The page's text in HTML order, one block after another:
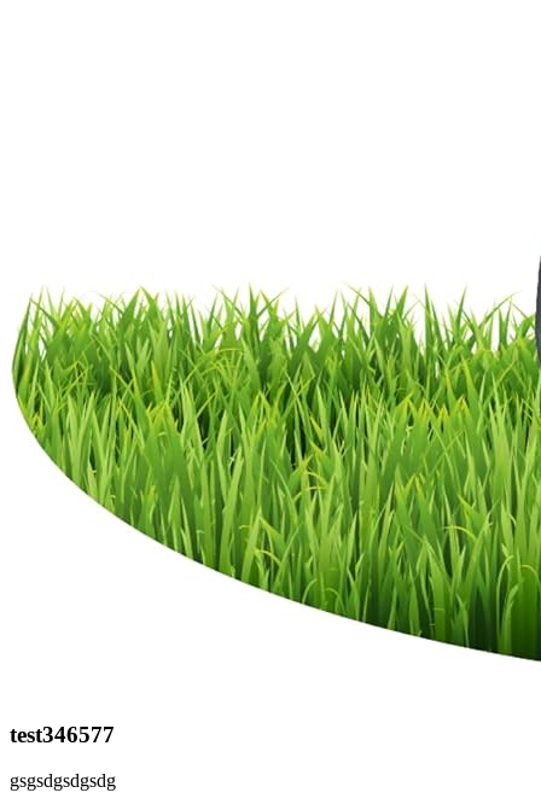
test346577
gsgsdgsdgsdg